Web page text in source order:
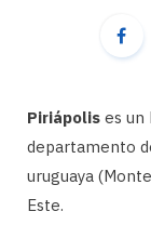
Piriápolis es un
departamento
uruguaya
Este.